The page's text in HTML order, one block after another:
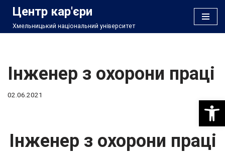
Перейти
Центр кар'єри
Хмельницький національний університет
Інженер з охорони праці
02.06.2021
Інженер з охорони праці